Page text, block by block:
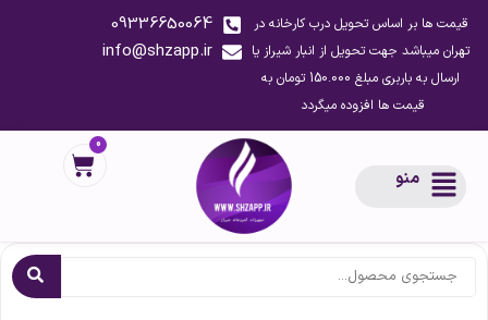
قیمت ها بر اساس تحویل درب کارخانه در
تهران میباشد جهت تحویل از انبار شیراز یا
ارسال به باربری مبلغ 150.000 تومان به
قیمت ها افزوده میگردد
09336650064
info@shzapp.ir
منو
0